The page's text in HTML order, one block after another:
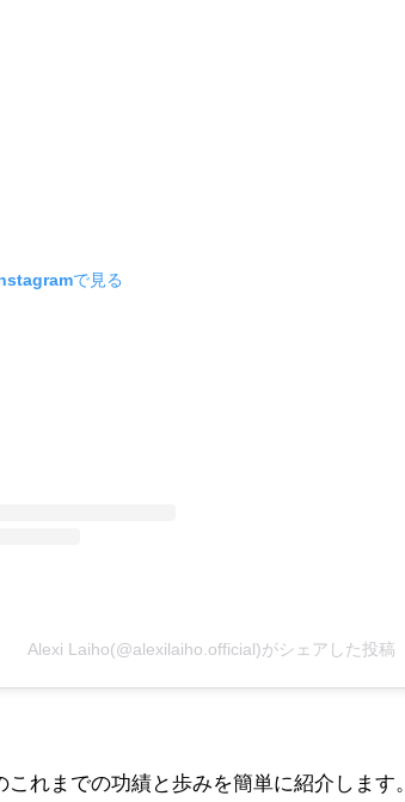
で見る
Alexi Laiho(@alexilaiho.official)がシェアした投稿
これまでの功績と歩みを簡単に紹介します。